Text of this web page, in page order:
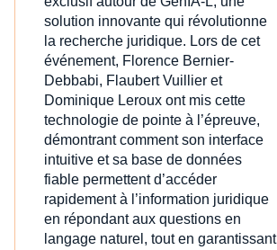
solution innovante qui révolutionne
la recherche juridique. Lors de cet
événement, Florence Bernier-
Debbabi, Flaubert Vuillier et
Dominique Leroux ont mis cette
technologie de pointe à l’épreuve,
démontrant comment son interface
intuitive et sa base de données
fiable permettent d’accéder
rapidement à l’information juridique
en répondant aux questions en
langage naturel, tout en garantissant